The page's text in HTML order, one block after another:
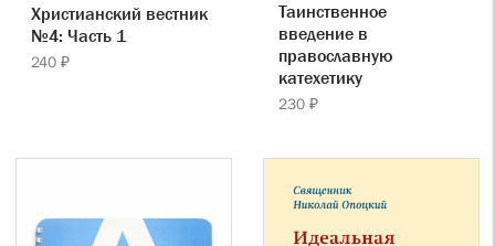
Христианский вестник
№4: Часть 1
240 ₽
Таинственное
введение в
православную
катехетику
230 ₽